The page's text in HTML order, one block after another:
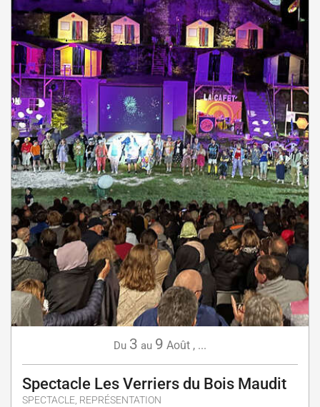
Du 3 au 9 Août , ...
Spectacle Les Verriers du Bois Maudit
SPECTACLE, REPRÉSENTATION